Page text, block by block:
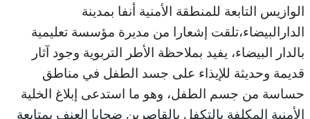
الوازيس التابعة للمنطقة الأمنية أنفا بمدينة
الدارالبيضاء،تلقت إشعارا من مديرة مؤسسة تعليمية
بالدار البيضاء، يفيد بملاحظة الأطر التربوية وجود آثار
قديمة وحديثة للإيذاء على جسد الطفل في مناطق
حساسة من جسم الطفل، وهو ما استدعى إبلاغ الخلية
الأمنية المكلفة بالتكفل بالقاصرين ضحايا العنف بمتابعة